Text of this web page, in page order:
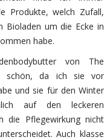
Produkte, welch Zufall,
Bioladen um die Ecke in
habe.
von The
schön, da ich sie vor
und sie für den Winter
auf den leckeren
die Pflegewirkung nicht
Auch klasse